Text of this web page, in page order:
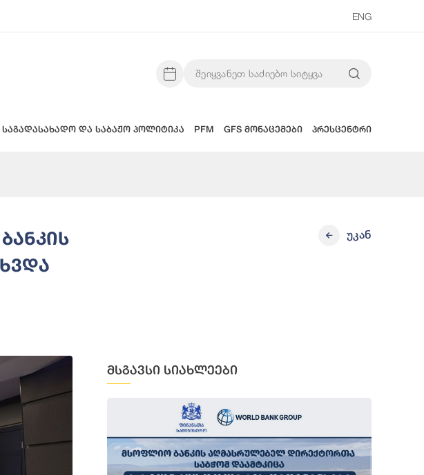
ENG
საგადასახადო და საბაჟო პოლიტიკა PFM GFS მონაცემები პრესცენტრი
უკან
მსგავსი სიახლეები